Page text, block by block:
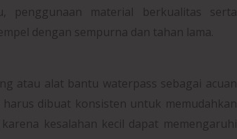
penggunaan material berkualitas serta
dengan sempurna dan tahan lama.
atau alat bantu waterpass sebagai acuan
dibuat konsisten untuk memudahkan
kesalahan kecil dapat memengaruhi